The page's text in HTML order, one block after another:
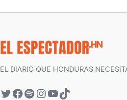
EL DIARIO QUE HONDURAS